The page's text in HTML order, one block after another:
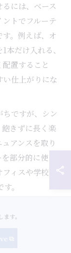
には、ベース
トでフルーテ
。例えば、オ
本だけ入れる、
置すること
仕上がりにな
ちですが、シン
きずに長く楽
アンスを取り
部分的に使う
ィスや学校な
。
むこと。色数
～3色に抑える
っぽい」とい
す。